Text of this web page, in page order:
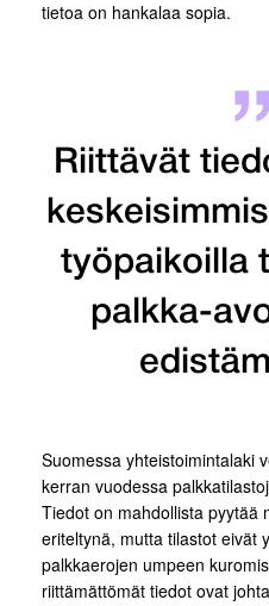
tietoa on hankalaa sopia.
Riittävät
työpaikoilla
palkka-
Suomessa yhteistoimintalaki
kerran vuodessa
Tiedot on mahdollista pyytää
eriteltynä, mutta tilastot eivät
palkkaerojen umpeen
riittämättömät tiedot ovat